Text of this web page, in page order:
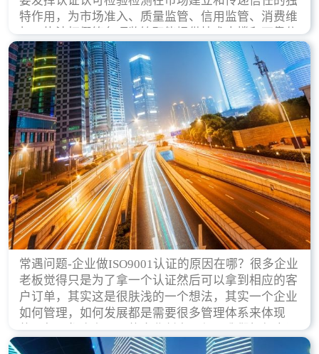
特作用，为市场准入、质量监管、信用监管、消费维
权、执法打假等各项监管职能提供技术支撑和可靠依
据。
常遇问题-企业做ISO9001认证的原因在哪？很多企业
老板觉得只是为了拿一个认证然后可以拿到相应的客
户订单，其实这是很肤浅的一个想法，其实一个企业
如何管理，如何发展都是需要很多管理体系来体现
的，每天都会有不同的企业创立，但是我们如何去证
实一个企业的合法，有质量保证了？这就是ISO9001